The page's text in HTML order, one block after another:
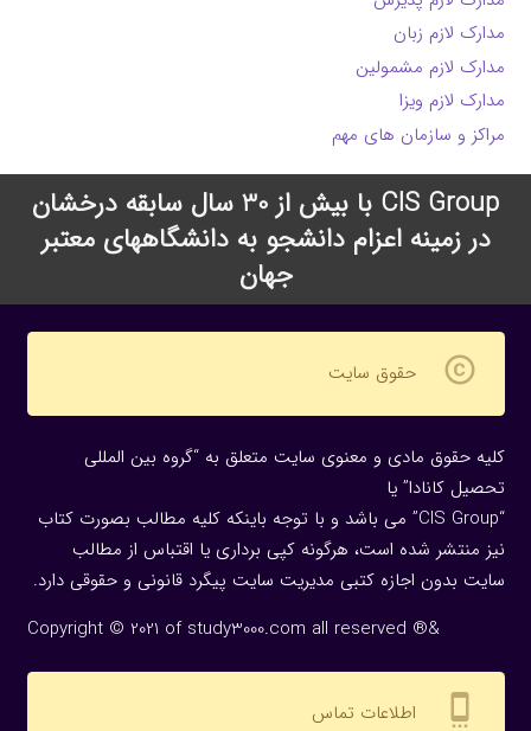
مدارک لازم زبان
مدارک لازم مشمولین
مدارک لازم ویزا
مراکز و سازمان های مهم
CIS Group با بیش از 30 سال سابقه درخشان
در زمینه اعزام دانشجو به دانشگاههای معتبر
جهان
copyright حقوق سایت
کلیه حقوق مادی و معنوی سایت متعلق به “گروه بین المللی
تحصیل کانادا” یا
“CIS Group” می باشد و با توجه باینکه کلیه مطالب بصورت کتاب
نیز منتشر شده است، هرگونه كپی برداری یا اقتباس از مطالب
سایت بدون اجازه كتبی مدیریت سایت پیگرد قانونی و حقوقی دارد.
Copyright © 2021 of study3000.com all reserved ®&
settings_cell اطلاعات تماس